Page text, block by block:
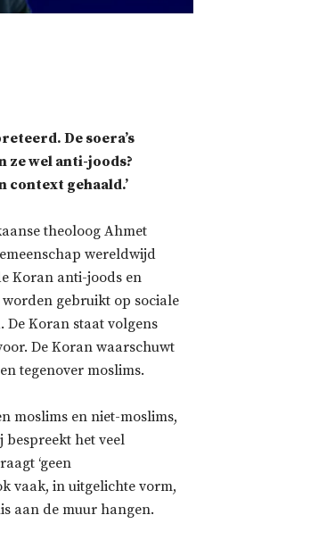
De soera’s
ze wel anti-joods?
context gehaald.’
theoloog Ahmet
wereldwijd
Koran anti-joods en
gebruikt op sociale
De Koran staat volgens
De Koran waarschuwt
tegenover moslims.
moslims en niet-moslims,
bespreekt het veel
‘geen
vaak, in uitgelichte vorm,
aan de muur hangen.